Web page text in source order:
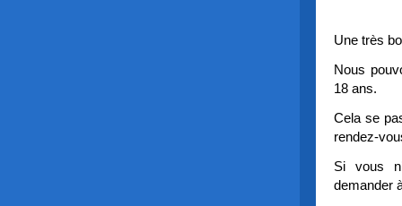
Une très
Nous
18 ans.
Cela se
rendez-
Si vous
demander